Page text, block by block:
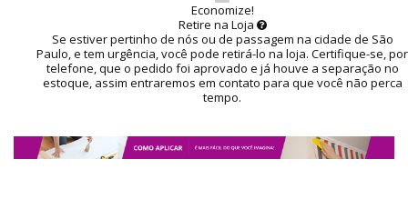
Economize!
Retire na Loja
Se estiver pertinho de nós ou de passagem na cidade de São
Paulo, e tem urgência, você pode retirá-lo na loja. Certifique-se, por
telefone, que o pedido foi aprovado e já houve a separação no
estoque, assim entraremos em contato para que você não perca
tempo.